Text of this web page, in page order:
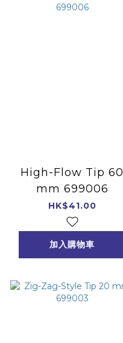
High-Flow Tip 60
mm 699006
HK$41.00
加入購物車